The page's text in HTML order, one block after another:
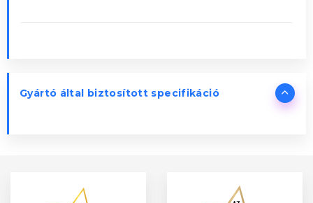
Gyártó által biztosított specifikáció